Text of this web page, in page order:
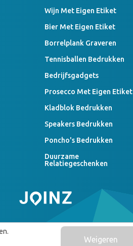
Wijn Met Eigen Etiket
Bier Met Eigen Etiket
Borrelplank Graveren
Tennisballen Bedrukken
Bedrijfsgadgets
Prosecco Met Eigen Etiket
Kladblok Bedrukken
Speakers Bedrukken
Poncho's Bedrukken
Duurzame
Relatiegeschenken
Weigeren